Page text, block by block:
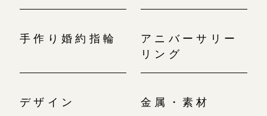
手作り婚約指輪
アニバーサリー
リング
デザイン 金属・素材